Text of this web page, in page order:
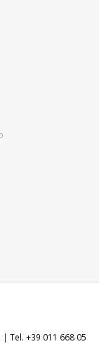
| Tel. +39 011 668 05